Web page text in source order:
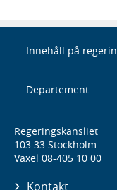
Innehåll på
Departement
Regeringskansliet
103 33 Stockholm
Växel 08-405 10 00
Kontakt